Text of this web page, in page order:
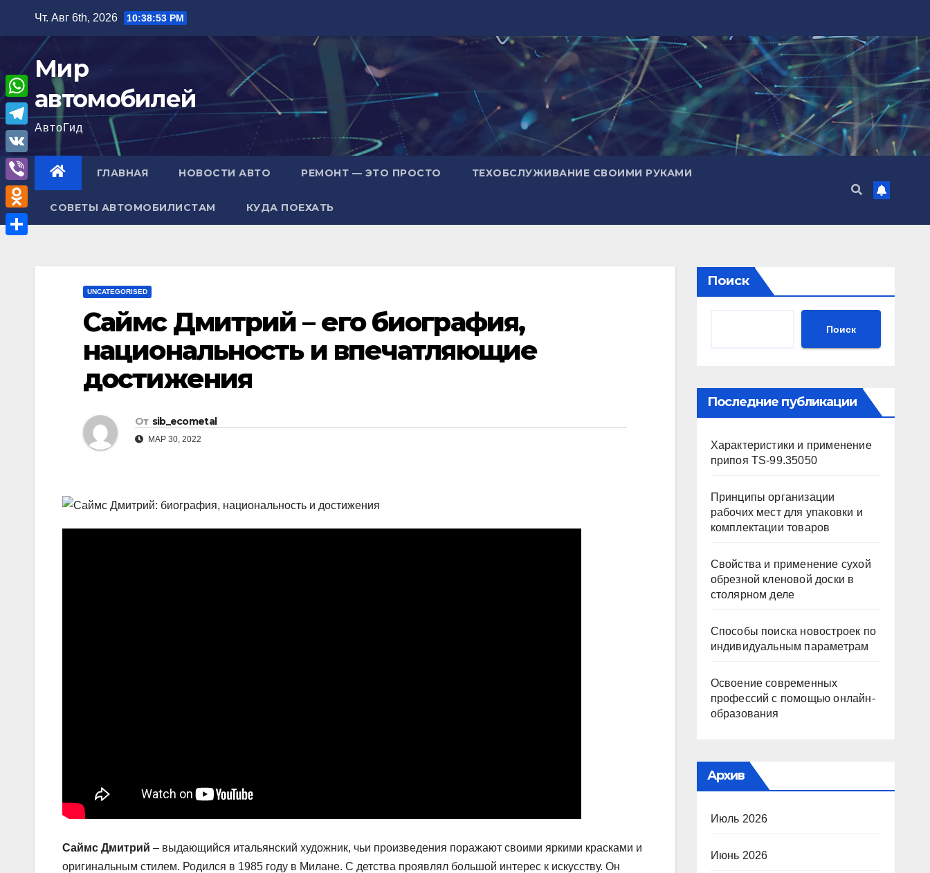
содержимому
Чт. Авг 6th, 2026 10:38:54 PM
Мир
автомобилей
АвтоГид
ГЛАВНАЯ НОВОСТИ АВТО РЕМОНТ — ЭТО ПРОСТО ТЕХОБСЛУЖИВАНИЕ СВОИМИ РУКАМИ
СОВЕТЫ АВТОМОБИЛИСТАМ КУДА ПОЕХАТЬ
UNCATEGORISED
Саймс Дмитрий – его биография,
национальность и впечатляющие
достижения
От sib_ecometal
МАР 30, 2022
Саймс Дмитрий – выдающийся итальянский художник, чьи произведения поражают своими яркими красками и
оригинальным стилем. Родился в 1985 году в Милане. С детства проявлял большой интерес к искусству. Он
Поиск
Поиск
Последние публикации
Характеристики и применение
припоя TS-99.35050
Принципы организации
рабочих мест для упаковки и
комплектации товаров
Свойства и применение сухой
обрезной кленовой доски в
столярном деле
Способы поиска новостроек по
индивидуальным параметрам
Освоение современных
профессий с помощью онлайн-
образования
Архив
Июль 2026
Июнь 2026
W
h
a
A
T
e
l
e
g
V
K
V
i
b
O